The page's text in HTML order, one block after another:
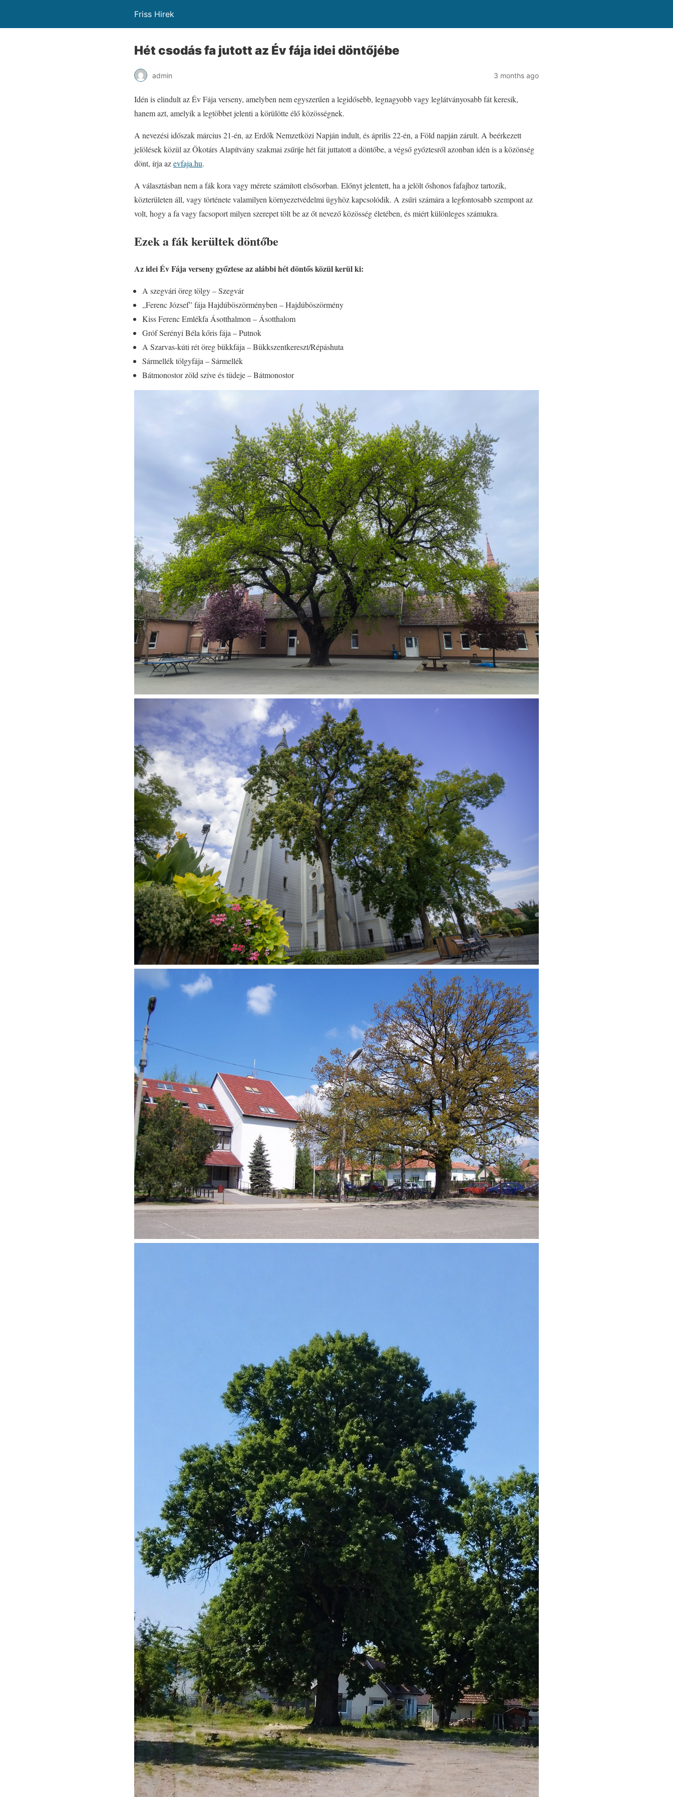
Friss Hirek
Hét csodás fa jutott az Év fája idei döntőjébe
admin 3 months ago
Idén is elindult az Év Fája verseny, amelyben nem egyszerűen a legidősebb, legnagyobb vagy leglátványosabb fát keresik,
hanem azt, amelyik a legtöbbet jelenti a körülötte élő közösségnek.
A nevezési időszak március 21-én, az Erdők Nemzetközi Napján indult, és április 22-én, a Föld napján zárult. A beérkezett
jelölések közül az Ökotárs Alapítvány szakmai zsűrije hét fát juttatott a döntőbe, a végső győztesről azonban idén is a közönség
dönt, írja azevfaja.hu.
A választásban nem a fák kora vagy mérete számított elsősorban. Előnyt jelentett, ha a jelölt őshonos fafajhoz tartozik,
közterületen áll, vagy története valamilyen környezetvédelmi ügyhöz kapcsolódik. A zsűri számára a legfontosabb szempont az
volt, hogy a fa vagy facsoport milyen szerepet tölt be az őt nevező közösség életében, és miért különleges számukra.
Ezek a fák kerültek döntőbe
Az idei Év Fája verseny győztese az alábbi hét döntős közül kerül ki:
A szegvári öreg tölgy – Szegvár
„Ferenc József” fája Hajdúböszörményben – Hajdúböszörmény
Kiss Ferenc Emlékfa Ásotthalmon – Ásotthalom
Gróf Serényi Béla kőris fája – Putnok
A Szarvas-kúti rét öreg bükkfája – Bükkszentkereszt/Répáshuta
Sármellék tölgyfája – Sármellék
Bátmonostor zöld szíve és tüdeje – Bátmonostor